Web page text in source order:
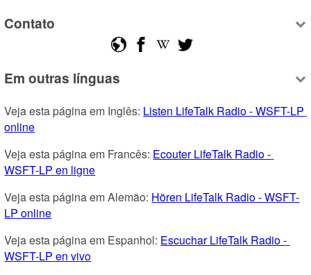
Contato
Em outras línguas
Veja esta página em Inglês: Listen LifeTalk Radio - WSFT-LP
online
Veja esta página em Francês: Ecouter LifeTalk Radio -
WSFT-LP en ligne
Veja esta página em Alemão: Hören LifeTalk Radio - WSFT-
LP online
Veja esta página em Espanhol: Escuchar LifeTalk Radio -
WSFT-LP en vivo